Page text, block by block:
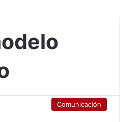
Comunicación